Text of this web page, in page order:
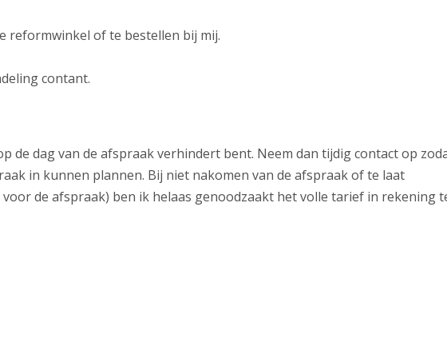
reformwinkel of te bestellen bij mij.
contant.
de dag van de afspraak verhindert bent. Neem dan tijdig contact op
in kunnen plannen. Bij niet nakomen van de afspraak of te laat
de afspraak) ben ik helaas genoodzaakt het volle tarief in rekening